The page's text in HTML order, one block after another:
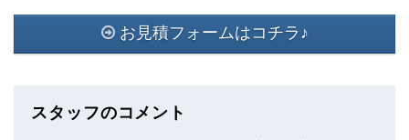
お見積フォームはコチラ♪
スタッフのコメント